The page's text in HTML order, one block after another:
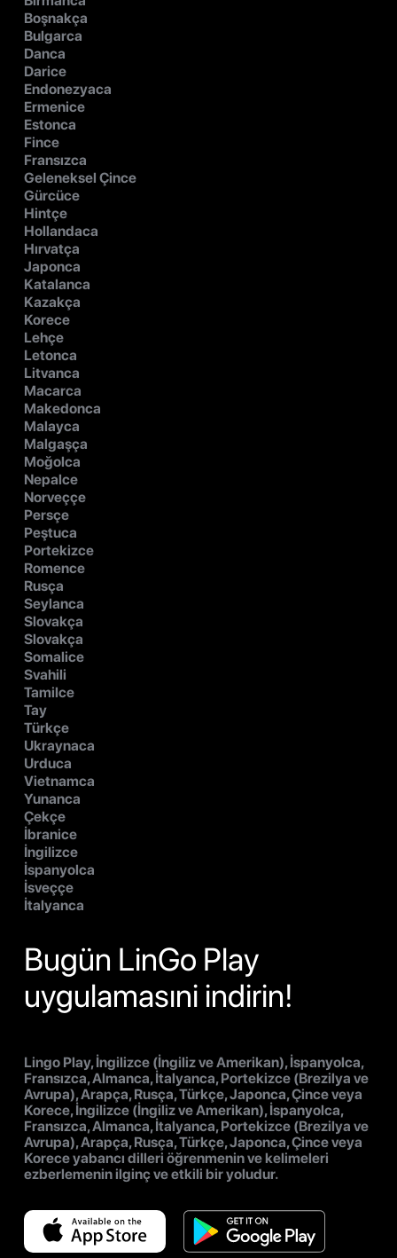
Boşnakça
Bulgarca
Danca
Darice
Endonezyaca
Ermenice
Estonca
Fince
Fransızca
Geleneksel Çince
Gürcüce
Hintçe
Hollandaca
Hırvatça
Japonca
Katalanca
Kazakça
Korece
Lehçe
Letonca
Litvanca
Macarca
Makedonca
Malayca
Malgaşça
Moğolca
Nepalce
Norveççe
Persçe
Peştuca
Portekizce
Romence
Rusça
Seylanca
Slovakça
Slovakça
Somalice
Svahili
Tamilce
Tay
Türkçe
Ukraynaca
Urduca
Vietnamca
Yunanca
Çekçe
İbranice
İngilizce
İspanyolca
İsveççe
İtalyanca
Bugün LinGo Play
uygulamasıni indirin!
Lingo Play, İngilizce (İngiliz ve Amerikan), İspanyolca,
Fransızca, Almanca, İtalyanca, Portekizce (Brezilya ve
Avrupa), Arapça, Rusça, Türkçe, Japonca, Çince veya
Korece, İngilizce (İngiliz ve Amerikan), İspanyolca,
Fransızca, Almanca, İtalyanca, Portekizce (Brezilya ve
Avrupa), Arapça, Rusça, Türkçe, Japonca, Çince veya
Korece yabancı dilleri öğrenmenin ve kelimeleri
ezberlemenin ilginç ve etkili bir yoludur.